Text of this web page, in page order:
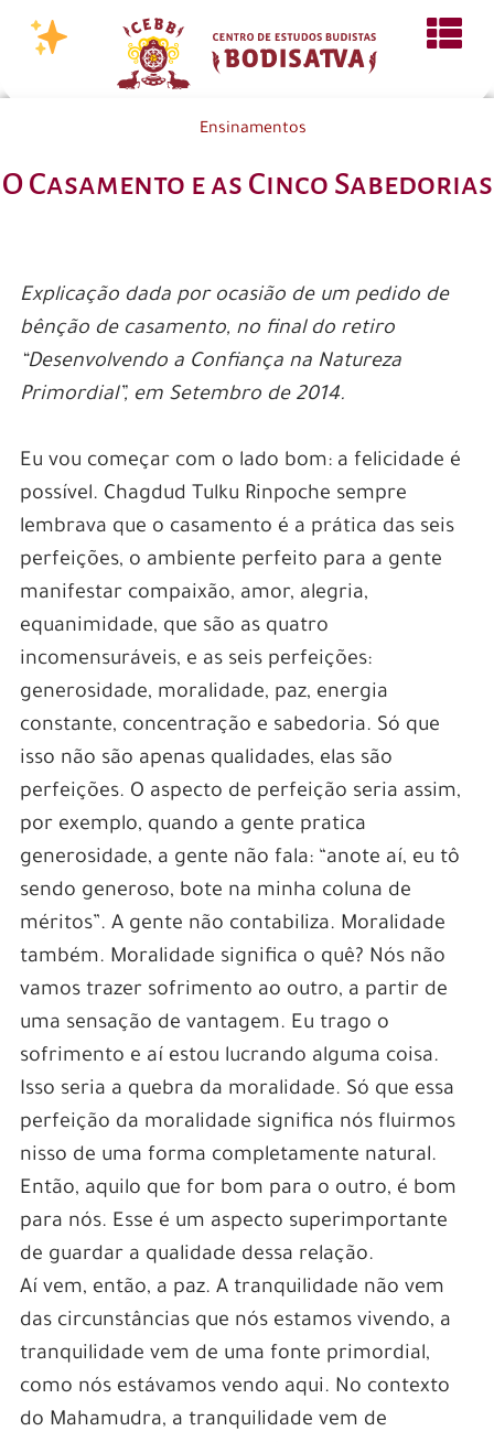
Ensinamentos
O Casamento e as Cinco Sabedorias
Explicação dada por ocasião de um pedido de
bênção de casamento, no final do retiro
“Desenvolvendo a Confiança na Natureza
Primordial”, em Setembro de 2014.
Eu vou começar com o lado bom: a felicidade é
possível. Chagdud Tulku Rinpoche sempre
lembrava que o casamento é a prática das seis
perfeições, o ambiente perfeito para a gente
manifestar compaixão, amor, alegria,
equanimidade, que são as quatro
incomensuráveis, e as seis perfeições:
generosidade, moralidade, paz, energia
constante, concentração e sabedoria. Só que
isso não são apenas qualidades, elas são
perfeições. O aspecto de perfeição seria assim,
por exemplo, quando a gente pratica
generosidade, a gente não fala: “anote aí, eu tô
sendo generoso, bote na minha coluna de
méritos”. A gente não contabiliza. Moralidade
também. Moralidade significa o quê? Nós não
vamos trazer sofrimento ao outro, a partir de
uma sensação de vantagem. Eu trago o
sofrimento e aí estou lucrando alguma coisa.
Isso seria a quebra da moralidade. Só que essa
perfeição da moralidade significa nós fluirmos
nisso de uma forma completamente natural.
Então, aquilo que for bom para o outro, é bom
para nós. Esse é um aspecto superimportante
de guardar a qualidade dessa relação.
Aí vem, então, a paz. A tranquilidade não vem
das circunstâncias que nós estamos vivendo, a
tranquilidade vem de uma fonte primordial,
como nós estávamos vendo aqui. No contexto
do Mahamudra, a tranquilidade vem de